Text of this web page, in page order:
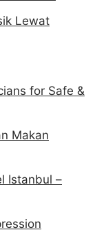
Lewat
for Safe &
Makan
Istanbul –